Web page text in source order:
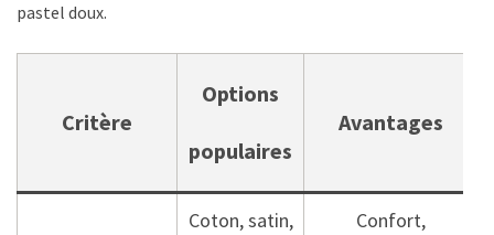
pastel doux.
Critère
Options
populaires
Avantages
Coton, satin,
Confort,